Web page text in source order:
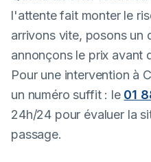
l'attente fait monter le
arrivons vite, posons un
annonçons le prix avant
Pour une intervention à
un numéro suffit : le 01
24h/24 pour évaluer la
passage.